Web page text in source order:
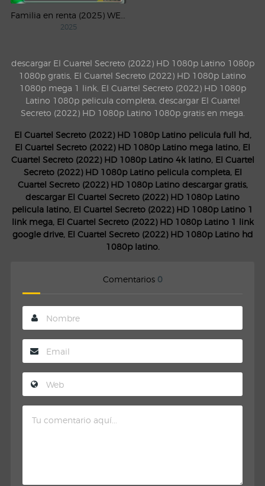
2025
descargar El Cuartel Secreto (2022) HD 1080p Latino 1080p
1080p gratis, El Cuartel Secreto (2022) HD 1080p Latino
1080p mega 1 link, El Cuartel Secreto (2022) HD 1080p
Latino 1080p pelicula completa, descargar El Cuartel
Secreto (2022) HD 1080p Latino 1080p gratis en mega.
El Cuartel Secreto (2022) HD 1080p Latino pelicula full hd,
El Cuartel Secreto (2022) HD 1080p Latino mega latino, El
Cuartel Secreto (2022) HD 1080p Latino 4k latino, El Cuartel
Secreto (2022) HD 1080p Latino pelicula completa, El
Cuartel Secreto (2022) HD 1080p Latino descargar gratis,
descargar El Cuartel Secreto (2022) HD 1080p Latino
pelicula latino, El Cuartel Secreto (2022) HD 1080p Latino 1
link mega, El Cuartel Secreto (2022) HD 1080p Latino 1 link
google drive, El Cuartel Secreto (2022) HD 1080p Latino hd
1080p latino.
Comentarios 0